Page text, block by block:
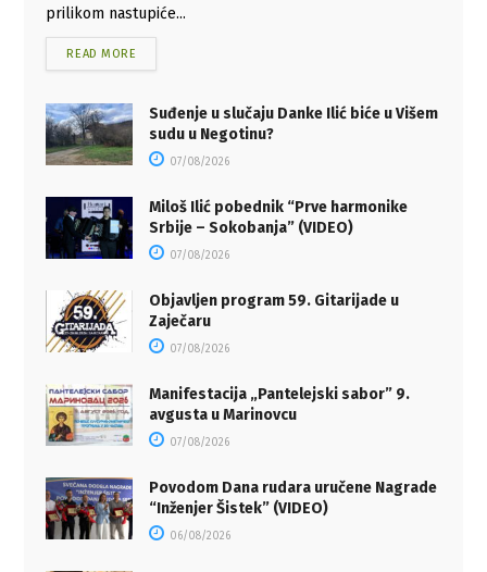
prilikom nastupiće...
READ MORE
Suđenje u slučaju Danke Ilić biće u Višem
sudu u Negotinu?
07/08/2026
Miloš Ilić pobednik “Prve harmonike
Srbije – Sokobanja” (VIDEO)
07/08/2026
Objavljen program 59. Gitarijade u
Zaječaru
07/08/2026
Manifestacija „Pantelejski sabor” 9.
avgusta u Marinovcu
07/08/2026
Povodom Dana rudara uručene Nagrade
“Inženjer Šistek” (VIDEO)
06/08/2026